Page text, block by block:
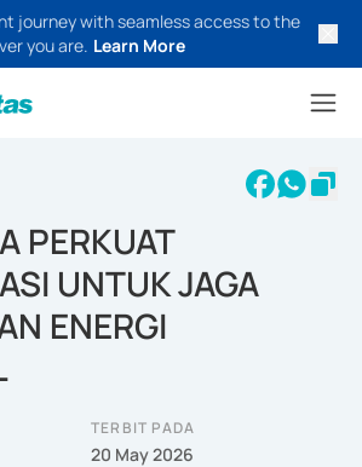
journey with seamless access to the
you are. Learn More
PERKUAT
UNTUK JAGA
ENERGI
TERBIT PADA
20 May 2026